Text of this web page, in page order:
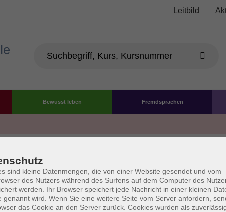
Leitbild
Bewusst leben Fremdsprachen
Die Volkshochschule
der Grundlage des von
AGB Datenschutzerklärung Impressum Widerruf
sind kleine Datenmengen, die von einer Website gesendet und vom
des Nutzers während des Surfens auf dem Computer des
werden. Ihr Browser speichert jede Nachricht in einer kleinen
genannt wird. Wenn Sie eine weitere Seite vom Server anfordern,
das Cookie an den Server zurück. Cookies wurden als